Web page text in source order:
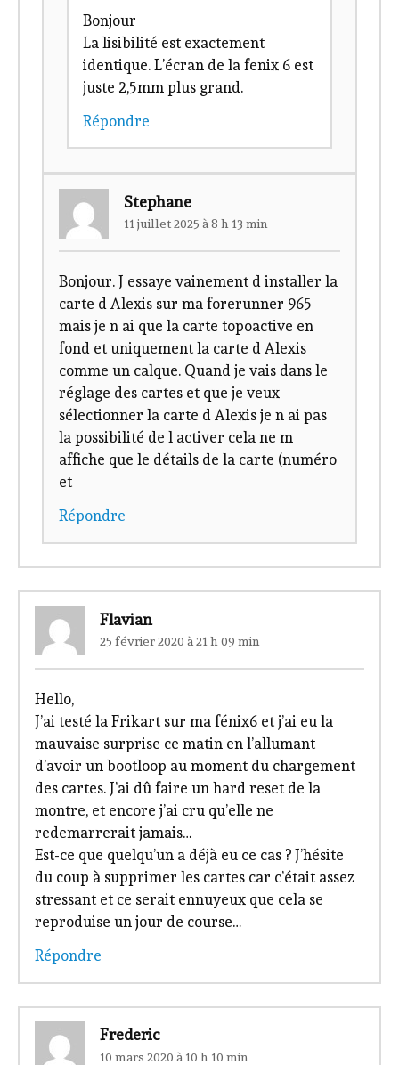
Bonjour
La lisibilité est exactement
identique. L’écran de la fenix 6 est
juste 2,5mm plus grand.
Répondre
Stephane
11 juillet 2025 à 8 h 13 min
Bonjour. J essaye vainement d installer la
carte d Alexis sur ma forerunner 965
mais je n ai que la carte topoactive en
fond et uniquement la carte d Alexis
comme un calque. Quand je vais dans le
réglage des cartes et que je veux
sélectionner la carte d Alexis je n ai pas
la possibilité de l activer cela ne m
affiche que le détails de la carte (numéro
et
Répondre
Flavian
25 février 2020 à 21 h 09 min
Hello,
J’ai testé la Frikart sur ma fénix6 et j’ai eu la
mauvaise surprise ce matin en l’allumant
d’avoir un bootloop au moment du chargement
des cartes. J’ai dû faire un hard reset de la
montre, et encore j’ai cru qu’elle ne
redemarrerait jamais…
Est-ce que quelqu’un a déjà eu ce cas ? J’hésite
du coup à supprimer les cartes car c’était assez
stressant et ce serait ennuyeux que cela se
reproduise un jour de course…
Répondre
Frederic
10 mars 2020 à 10 h 10 min